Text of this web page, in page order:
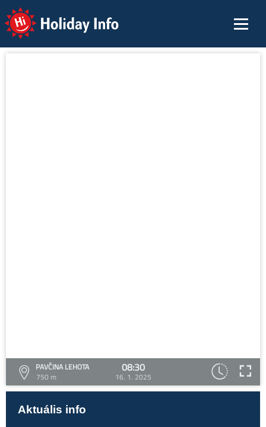
Holiday Info
PAVČINA LEHOTA
750 m
08:30
16. 1. 2025
Aktuális info